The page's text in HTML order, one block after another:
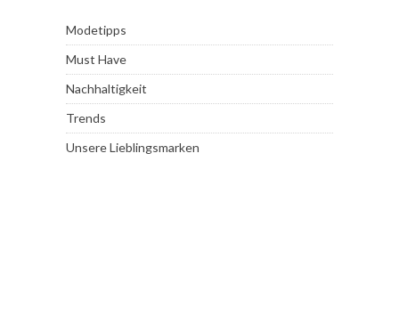
Modetipps
Must Have
Nachhaltigkeit
Trends
Unsere Lieblingsmarken